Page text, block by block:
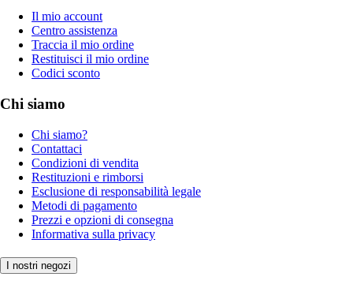
Il mio account
Centro assistenza
Traccia il mio ordine
Restituisci il mio ordine
Codici sconto
Chi siamo
Chi siamo?
Contattaci
Condizioni di vendita
Restituzioni e rimborsi
Esclusione di responsabilità legale
Metodi di pagamento
Prezzi e opzioni di consegna
Informativa sulla privacy
I nostri negozi